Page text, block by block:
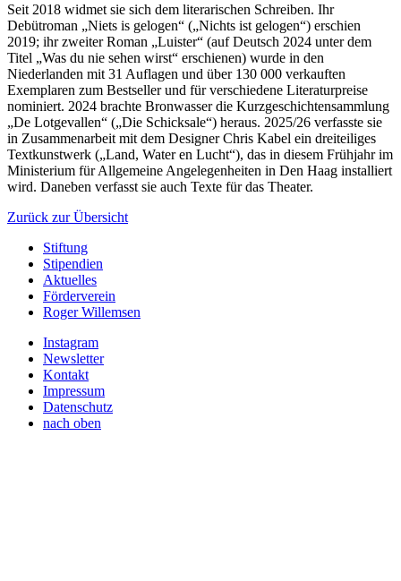
Seit 2018 widmet sie sich dem literarischen Schreiben. Ihr
Debütroman „Niets is gelogen“ („Nichts ist gelogen“) erschien
2019; ihr zweiter Roman „Luister“ (auf Deutsch 2024 unter dem
Titel „Was du nie sehen wirst“ erschienen) wurde in den
Niederlanden mit 31 Auflagen und über 130 000 verkauften
Exemplaren zum Bestseller und für verschiedene Literaturpreise
nominiert. 2024 brachte Bronwasser die Kurzgeschichtensammlung
„De Lotgevallen“ („Die Schicksale“) heraus. 2025/26 verfasste sie
in Zusammenarbeit mit dem Designer Chris Kabel ein dreiteiliges
Textkunstwerk („Land, Water en Lucht“), das in diesem Frühjahr im
Ministerium für Allgemeine Angelegenheiten in Den Haag installiert
wird. Daneben verfasst sie auch Texte für das Theater.
Zurück zur Übersicht
Stiftung
Stipendien
Aktuelles
Förderverein
Roger Willemsen
Instagram
Newsletter
Kontakt
Impressum
Datenschutz
nach oben